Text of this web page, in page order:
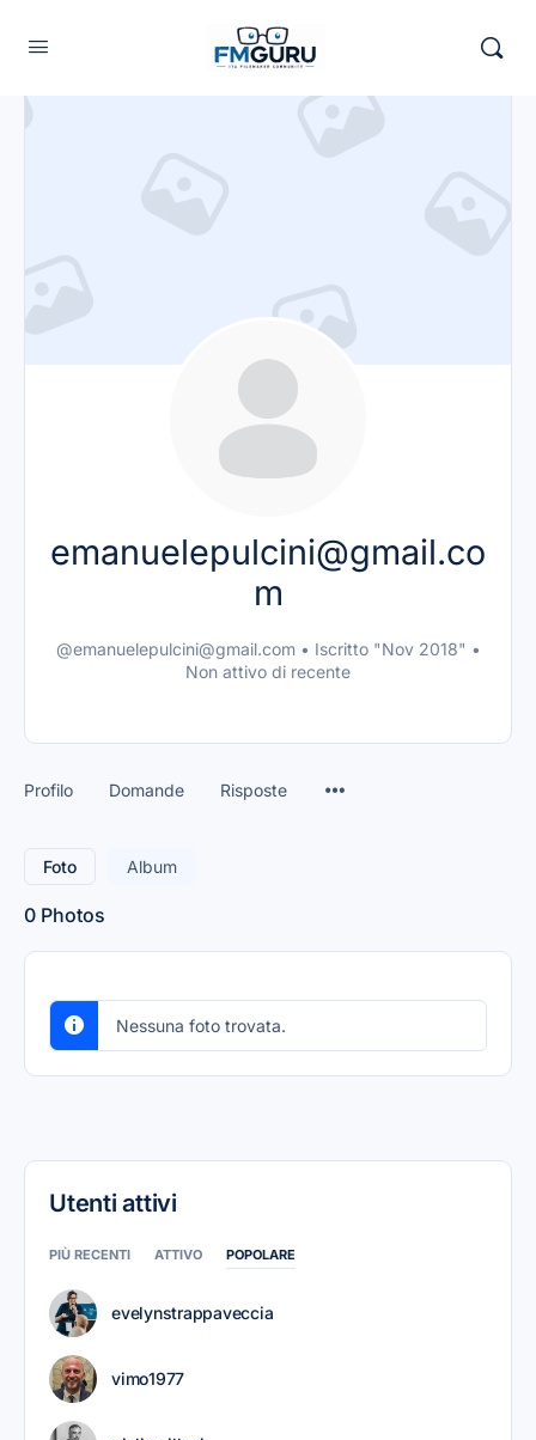
emanuelepulcini@gmail.co
m
@emanuelepulcini@gmail.com • Iscritto "Nov 2018" •
Non attivo di recente
Profilo Domande Risposte
Foto Album
0 Photos
Nessuna foto trovata.
Utenti attivi
PIÙ RECENTI ATTIVO POPOLARE
evelynstrappaveccia
vimo1977